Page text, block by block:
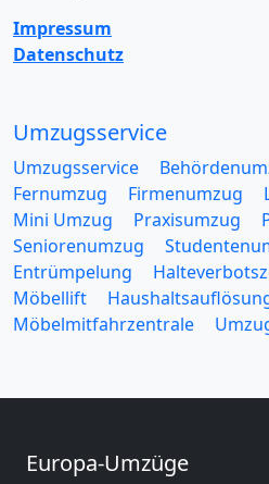
Impressum
Datenschutz
Umzugsservice
Umzugsservice
Fernumzug
Firmenumzug
Mini Umzug
Praxisumzug
Seniorenumzug
Entrümpelung
Möbellift
Möbelmitfahrzentrale
Europa-Umzüge